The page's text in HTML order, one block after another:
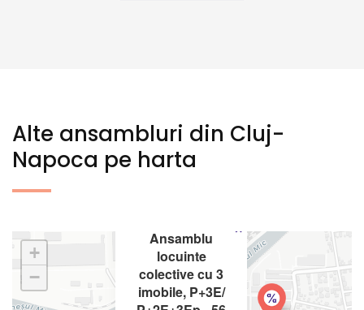
Alte ansambluri din Cluj-
Napoca pe harta
Ansamblu
locuinte
colective cu 3
imobile, P+3E/
×
+
−